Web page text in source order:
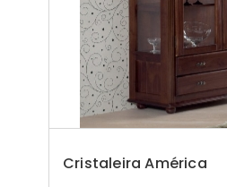
Cristaleira América